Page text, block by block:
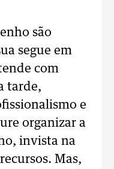
são
segue em
com
tarde,
e
organizar a
invista na
Mas,